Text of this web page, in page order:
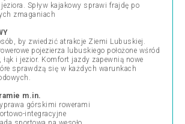
Spływ kajakowy sprawi frajdę po
zmaganiach
by zwiedzić atrakcje Ziemi Lubuskiej.
pojezierza lubuskiego położone wśród
i jezior. Komfort jazdy zapewnią nowe
sprawdzą się w każdych warunkach
m.in.
górskimi rowerami
integracyjne